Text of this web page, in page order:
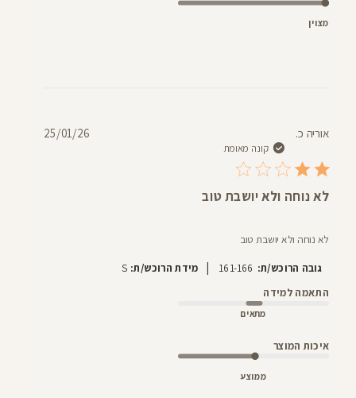
מצוין
אוריה כ.
קונה מאומת
לא נוחה ולא יושבת טוב
לא נוחה ולא יושבת טוב
גובה הרוכש/ת: 161-166
| מידת הרוכש/ת: S
התאמה למידה
מתאים
איכות המוצר
ממוצע
25/01/26